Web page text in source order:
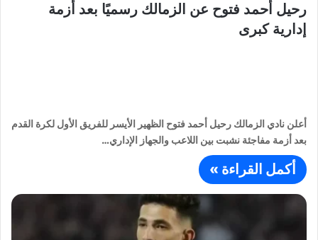
رحيل أحمد فتوح عن الزمالك رسميًا بعد أزمة
إدارية كبرى
أعلن نادي الزمالك رحيل أحمد فتوح الظهير الأيسر للفريق الأول لكرة القدم
بعد أزمة مفاجئة نشبت بين اللاعب والجهاز الإداري…
أكمل القراءة »